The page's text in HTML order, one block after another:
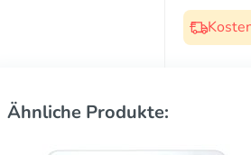
Ähnliche Produkte: